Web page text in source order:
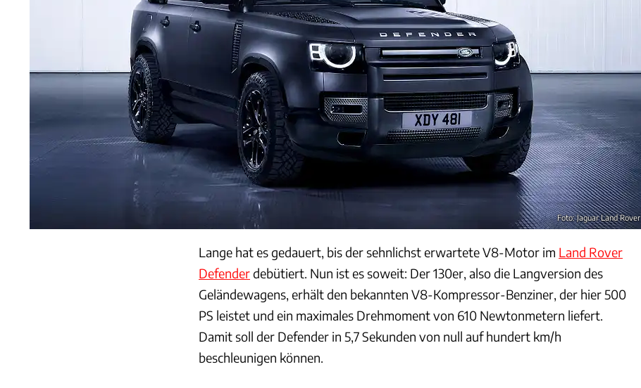
Foto: Jaguar Land Rover
Lange hat es gedauert, bis der sehnlichst erwartete V8-Motor im Land Rover
Defenderdebütiert. Nun ist es soweit: Der 130er, also die Langversion des
Geländewagens, erhält den bekannten V8-Kompressor-Benziner, der hier 500
PS leistet und ein maximales Drehmoment von 610 Newtonmetern liefert.
Damit soll der Defender in 5,7 Sekunden von null auf hundert km/h
beschleunigen können.